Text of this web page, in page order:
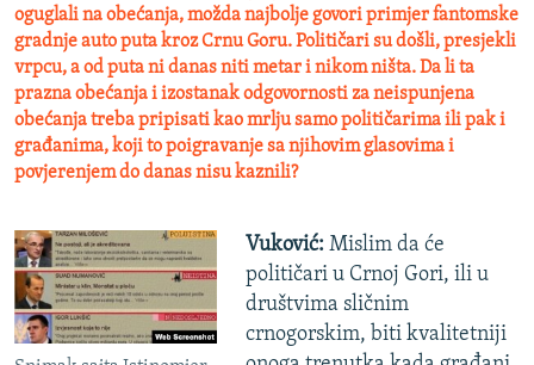
oguglali na obećanja, možda najbolje govori primjer fantomske
gradnje auto puta kroz Crnu Goru. Političari su došli, presjekli
vrpcu, a od puta ni danas niti metar i nikom ništa. Da li ta
prazna obećanja i izostanak odgovornosti za neispunjena
obećanja treba pripisati kao mrlju samo političarima ili pak i
građanima, koji to poigravanje sa njihovim glasovima i
povjerenjem do danas nisu kaznili?
Vuković: Mislim da će
političari u Crnoj Gori, ili u
društvima sličnim
crnogorskim, biti kvalitetniji